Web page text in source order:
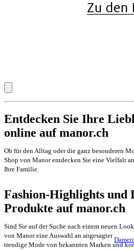
Entdecken Sie Ihre
online auf manor.ch
Ob für den Alltag oder die ganz besonderen
Shop von Manor entdecken Sie eine Vielfalt
Ihre Familie.
Fashion-Highlights und
Produkte auf manor.ch
Sind Sie auf der Suche nach einem neuen
von Manor eine Auswahl an angesagter
trendige Mode von bekannten Marken und